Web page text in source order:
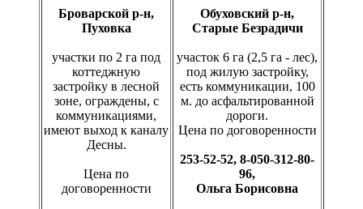
Броварской р-н,
Пуховка
участки по 2 га под
коттеджную
застройку в лесной
зоне, ограждены, с
коммуникациями,
имеют выход к каналу
Десны.
Цена по
договоренности
Обуховский р-н,
Старые Безрадичи
участок 6 га (2,5 га - лес),
под жилую застройку,
есть коммуникации, 100
м. до асфальтированной
дороги.
Цена по договоренности
253-52-52, 8-050-312-80-
96,
Ольга Борисовна